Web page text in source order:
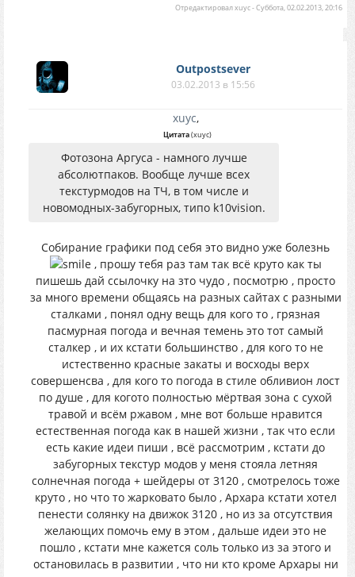
Отредактировалxuyc-Суббота, 02.02.2013, 20:16
Outpostsever
03.02.2013 в 15:56
xuyc,
Цитата(xuyc)
Фотозона Аргуса - намного лучше
абсолютпаков. Вообще лучше всех
текстурмодов на ТЧ, в том числе и
новомодных-забугорных, типо k10vision.
Собирание графики под себя это видно уже болезнь
, прошу тебя раз там так всё круто как ты
пишешь дай ссылочку на зто чудо , посмотрю , просто
за много времени общаясь на разных сайтах с разными
сталками , понял одну вещь для кого то , грязная
пасмурная погода и вечная темень это тот самый
сталкер , и их кстати большинство , для кого то не
истественно красные закаты и восходы верх
совершенсва , для кого то погода в стиле обливион лост
по душе , для когото полностью мёртвая зона с сухой
травой и всём ржавом , мне вот больше нравится
естественная погода как в нашей жизни , так что если
есть какие идеи пиши , всё рассмотрим , кстати до
забугорных текстур модов у меня стояла летняя
солнечная погода + шейдеры от 3120 , смотрелось тоже
круто , но что то жарковато было , Архара кстати хотел
пенести солянку на движок 3120 , но из за отсутствия
желающих помочь ему в этом , дальше идеи это не
пошло , кстати мне кажется соль только из за этого и
остановилась в развитии , что ни кто кроме Архары ни